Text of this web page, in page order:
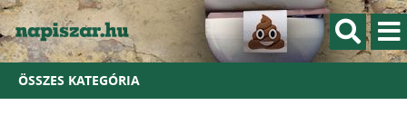
ÖSSZES KATEGÓRIA